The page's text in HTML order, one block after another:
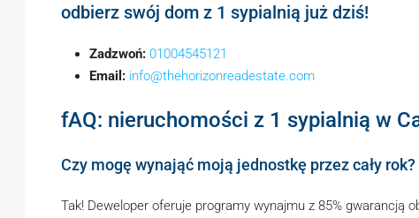
odbierz swój dom z 1 sypialnią już dziś!
Zadzwoń: 01004545121
Email: info@thehorizonreadestate.com
fAQ: nieruchomości z 1 sypialnią w
Czy mogę wynająć moją jednostkę przez cały rok?
Tak! Deweloper oferuje programy wynajmu z 85% gwarancją